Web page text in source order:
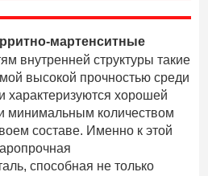
мартенситные
внутренней структуры такие
высокой прочностью среди
характеризуются хорошей
минимальным количеством
составе. Именно к этой
способная не только